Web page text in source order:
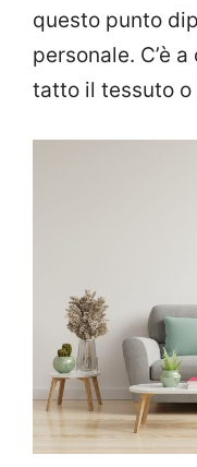
questo punto
personale. C’è
tatto il tessuto o